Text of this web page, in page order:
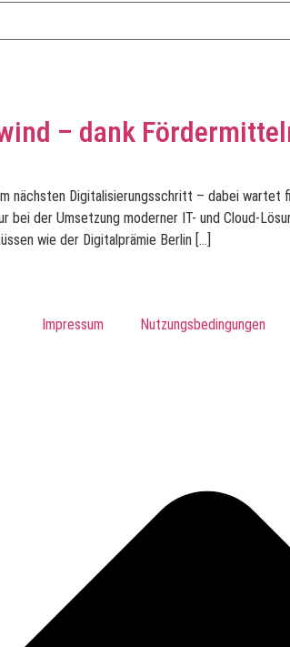
– dank
nächsten Digitalisierungsschritt – dabei
der Umsetzung moderner IT- und Cloud-
wie der Digitalprämie Berlin […]
Impressum Nutzungsbedingungen